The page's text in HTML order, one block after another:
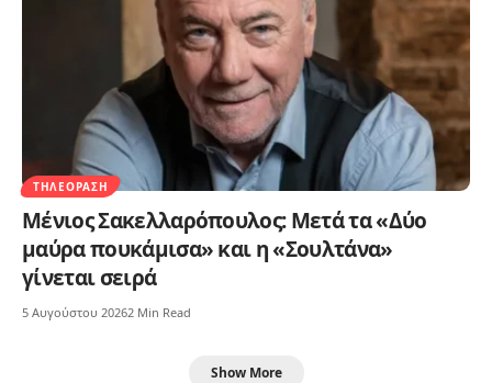
ΤΗΛΕΌΡΑΣΗ
Μένιος Σακελλαρόπουλος: Μετά τα «Δύο
μαύρα πουκάμισα» και η «Σουλτάνα»
γίνεται σειρά
5 Αυγούστου 20262 Min Read
Show More